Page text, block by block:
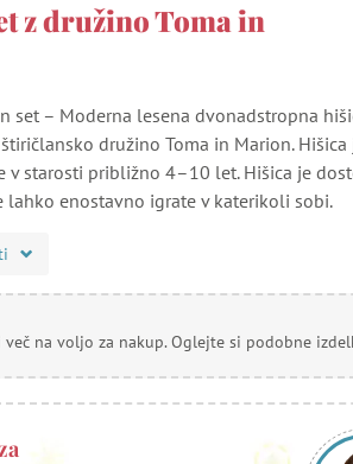
z družino Toma in
set – Moderna lesena dvonadstropna
družino Toma in Marion. Hišica
v starosti približno 4–10 let. Hišica je
lahko enostavno igrate v katerikoli sobi.
več na voljo za nakup. Oglejte si podobne